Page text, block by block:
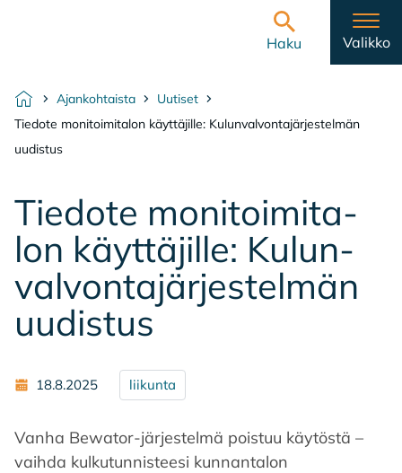
Haku
Valikko
Etusivu
Ajankohtaista
Uutiset
Tiedote monitoimitalon käyttäjille: Kulunvalvontajärjestelmän
uudistus
Tie­do­te mo­ni­toi­mi­ta­
lon käyt­tä­jil­le: Ku­lun­
val­von­ta­jär­jes­tel­män
uu­dis­tus
18.8.2025 liikunta
Vanha Bewator-järjestelmä poistuu käytöstä –
vaihda kulkutunnisteesi kunnantalon